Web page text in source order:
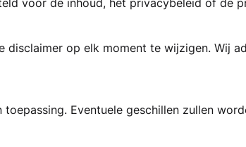
voor de inhoud, het privacybeleid of de
op elk moment te wijzigen. Wij
Eventuele geschillen zullen